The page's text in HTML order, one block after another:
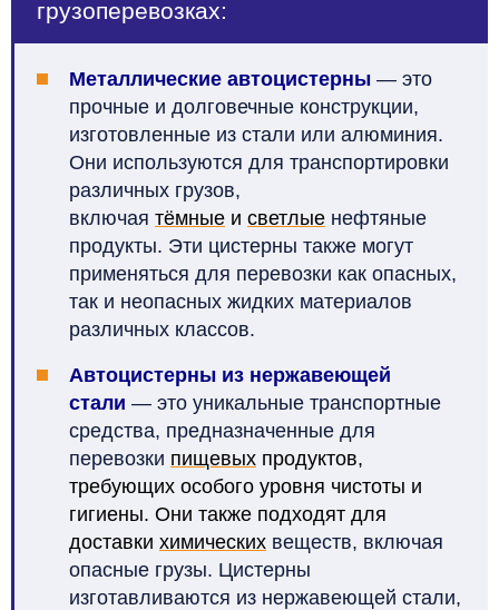
грузоперевозках:
Металлические автоцистерны — это
прочные и долговечные конструкции,
изготовленные из стали или алюминия.
Они используются для транспортировки
различных грузов,
включая тёмные и светлые нефтяные
продукты. Эти цистерны также могут
применяться для перевозки как опасных,
так и неопасных жидких материалов
различных классов.
Автоцистерны из нержавеющей
стали — это уникальные транспортные
средства, предназначенные для
перевозки пищевых продуктов,
требующих особого уровня чистоты и
гигиены. Они также подходят для
доставки химических веществ, включая
опасные грузы. Цистерны
изготавливаются из нержавеющей стали,